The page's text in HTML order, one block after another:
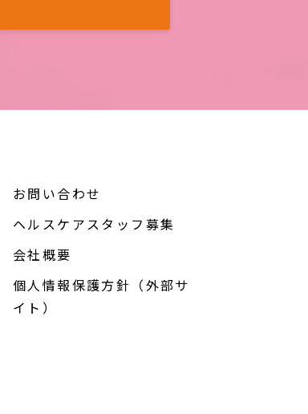
お問い合わせ
ヘルスケアスタッフ募集
会社概要
個人情報保護方針（外部サ
イト）